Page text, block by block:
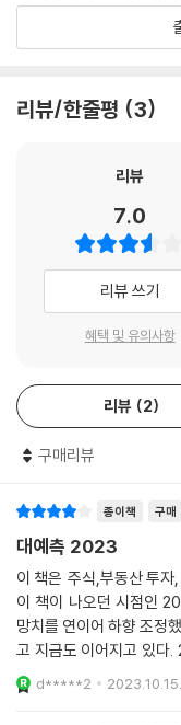
2023년은 집값이 지난
가 될 수 있다.
친 말이 아니다.
코로나 팬데믹은 종식 기
는 2023년 세계경제 성
만 4월(3.6%), 7월
33%의 국가가 2분기 연
따른 조치다. 고물가-고
고'의 복합위기가 여전한
격화 등에 대한 우려가 커
특히 세계경제를 이끄는
3년 성장률에 대해 G7 국
지 6개국에 대해서는 모
3%)과 이탈리아(-0.2%)
인상에 따른 충격이 유럽
경제에 대한 부정적인 전
1%에서 2%로 0.1%포인
는 물론 아시아개발은행
(2.2%), 한국은행(2.1%)
우리 기업은 사실상 '컨틴
닉스는 2022년 3분기 영
리뷰/한줄평 3
리뷰
7.0
리뷰 쓰기
혜택 및 유의사항
리뷰 2
구매리뷰
종이책 구매
대예측 2023
이 책은 주식,부동산 투자
이 책이 나오던 시점인
망치를 연이어 하향 조정했다. 치솟는 인플레이션으로 소비 지출
고 지금도 이어지고 있다.
로 낮췄고, 올해 세계 경기는 여전히 어렵다.
력을 떨어뜨림에
d*****2 2023.10.15.